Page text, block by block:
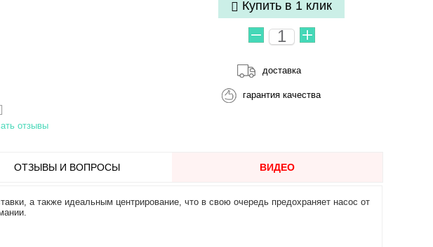
отзывы
Купить в 1 клик
доставка
гарантия качества
ОТЗЫВЫ И ВОПРОСЫ ВИДЕО
а также идеальным центрирование, что в свою очередь предохраняет насос от